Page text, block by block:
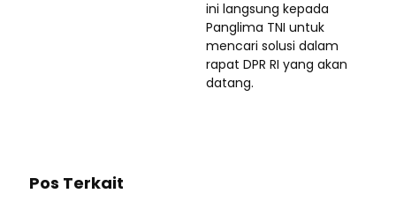
ini langsung kepada
Panglima TNI untuk
mencari solusi dalam
rapat DPR RI yang akan
datang.
Pos Terkait